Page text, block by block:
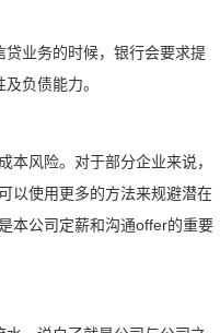
业务的时候，银行会要求提
负债能力。
风险。对于部分企业来说，
以使用更多的方法来规避潜在
本公司定薪和沟通offer的重要